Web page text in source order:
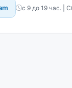
с 9 до 19 час. |